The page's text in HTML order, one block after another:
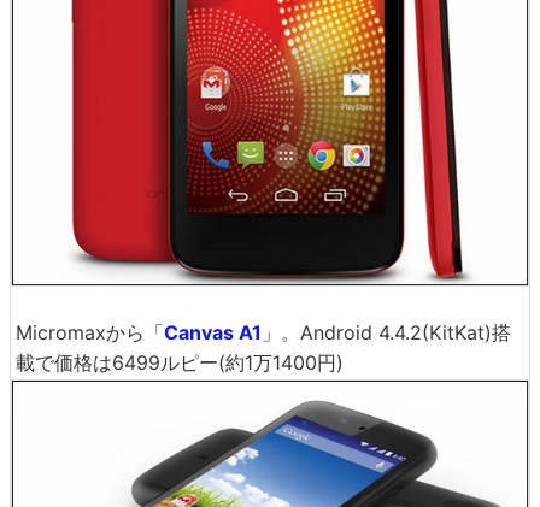
Micromaxから「Canvas A1 」。Android 4.4.2(KitKat)搭
載で価格は6499ルピー(約1万1400円)